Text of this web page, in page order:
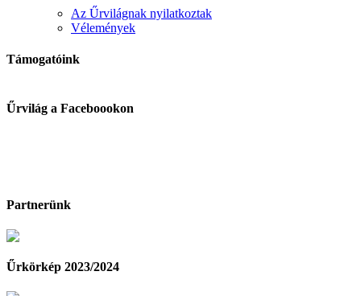
Az Űrvilágnak nyilatkoztak
Vélemények
Támogatóink
Űrvilág a Faceboookon
Partnerünk
Űrkörkép 2023/2024